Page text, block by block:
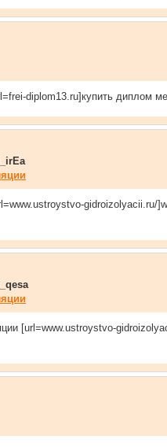
diplom13.ru]купить диплом
gidroizolyacii.ru/
[url=www.ustroystvo-